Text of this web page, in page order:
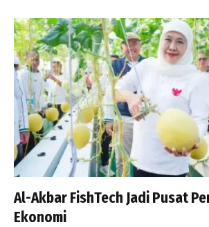
Al-Akbar FishTech Jadi Pusat
Ekonomi